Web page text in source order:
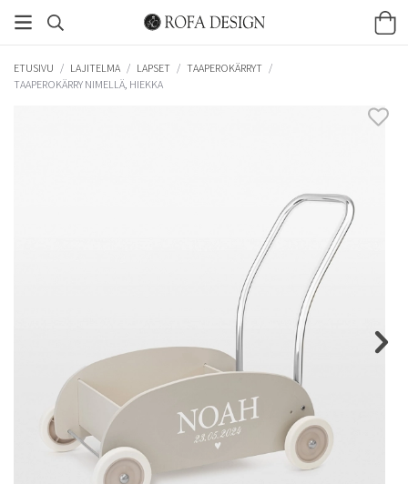
ETUSIVU / LAJITELMA / LAPSET / TAAPEROKÄRRYT /
TAAPEROKÄRRY NIMELLÄ, HIEKKA